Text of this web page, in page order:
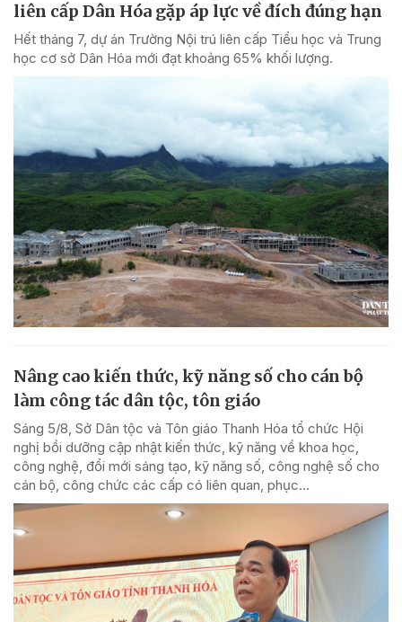
liên cấp Dân Hóa gặp áp lực về đích đúng hạn
Hết tháng 7, dự án Trường Nội trú liên cấp Tiểu học và Trung
học cơ sở Dân Hóa mới đạt khoảng 65% khối lượng.
Nâng cao kiến thức, kỹ năng số cho cán bộ
làm công tác dân tộc, tôn giáo
Sáng 5/8, Sở Dân tộc và Tôn giáo Thanh Hóa tổ chức Hội
nghị bồi dưỡng cập nhật kiến thức, kỹ năng về khoa học,
công nghệ, đổi mới sáng tạo, kỹ năng số, công nghệ số cho
cán bộ, công chức các cấp có liên quan, phục...